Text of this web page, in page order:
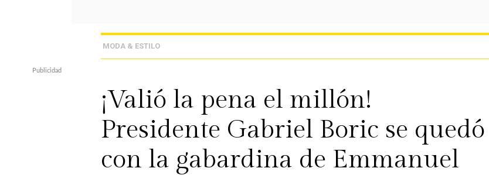
MODA & ESTILO
¡Valió la pena el millón!
Presidente Gabriel Boric se quedó
con la gabardina de Emmanuel